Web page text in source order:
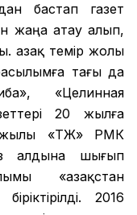
бастап газет
жаңа атау алып,
темір жолы
тағы да
«Целинная
20 жылға
«ҚТЖ» РМК
алдына шығып
«Қазақстан
2016